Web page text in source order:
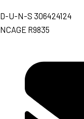
D-U-N-S 306424124
NCAGE R9835